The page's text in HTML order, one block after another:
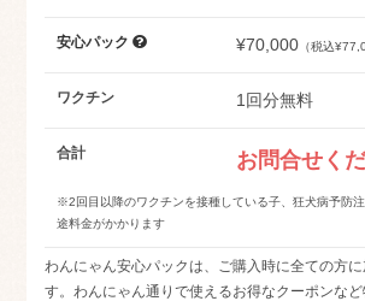
安心パック ¥70,000 （税込
ワクチン 1回分無料
合計 お問合せく
※2回目以降のワクチンを接種している子、狂犬病予防
途料金がかかります
わんにゃん安心パックは、ご購入時に全ての方
す。わんにゃん通りで使えるお得なクーポンな